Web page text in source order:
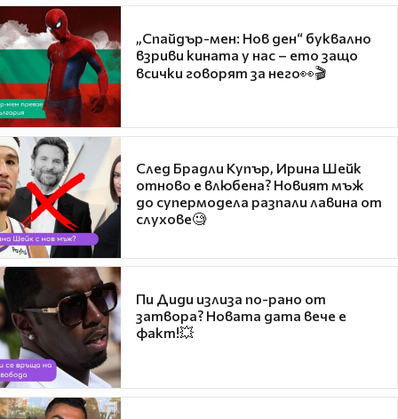
„Спайдър-мен: Нов ден“ буквално
взриви кината у нас – ето защо
всички говорят за него👀🎬
След Брадли Купър, Ирина Шейк
отново е влюбена? Новият мъж
до супермодела разпали лавина от
слухове🧐
Пи Диди излиза по-рано от
затвора? Новата дата вече е
факт!💥